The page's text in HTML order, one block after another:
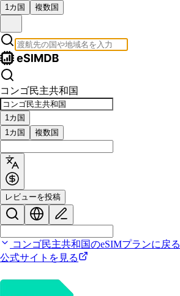
1カ国 複数国
コンゴ民主共和国
1カ国
1カ国
複数国
レビューを投稿
コンゴ民主共和国のeSIMプランに戻る
公式サイトを見る